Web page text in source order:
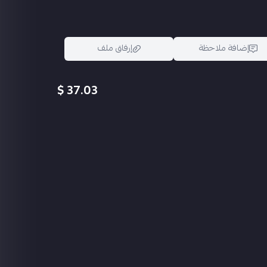
إضافة ملاحظة إرفاق ملف
37.03 $